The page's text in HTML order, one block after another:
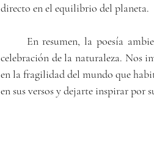
directo en el equilibrio del planeta.
celebración de la naturaleza. Nos
en la fragilidad del mundo que
en sus versos y dejarte inspirar por